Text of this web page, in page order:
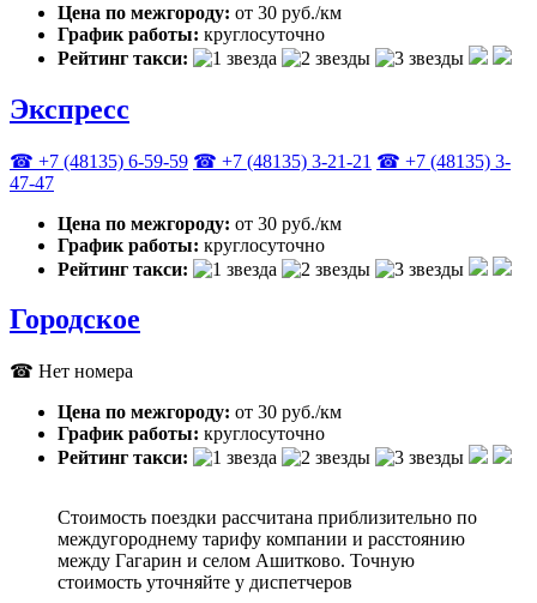
Цена по межгороду: от 30 руб./км
График работы: круглосуточно
Рейтинг такси:
Экспресс
☎ +7 (48135) 6-59-59 ☎ +7 (48135) 3-21-21 ☎ +7 (48135) 3-
47-47
Цена по межгороду: от 30 руб./км
График работы: круглосуточно
Рейтинг такси:
Городское
☎ Нет номера
Цена по межгороду: от 30 руб./км
График работы: круглосуточно
Рейтинг такси:
Стоимость поездки рассчитана приблизительно по
междугороднему тарифу компании и расстоянию
между Гагарин и селом Ашитково. Точную
стоимость уточняйте у диспетчеров